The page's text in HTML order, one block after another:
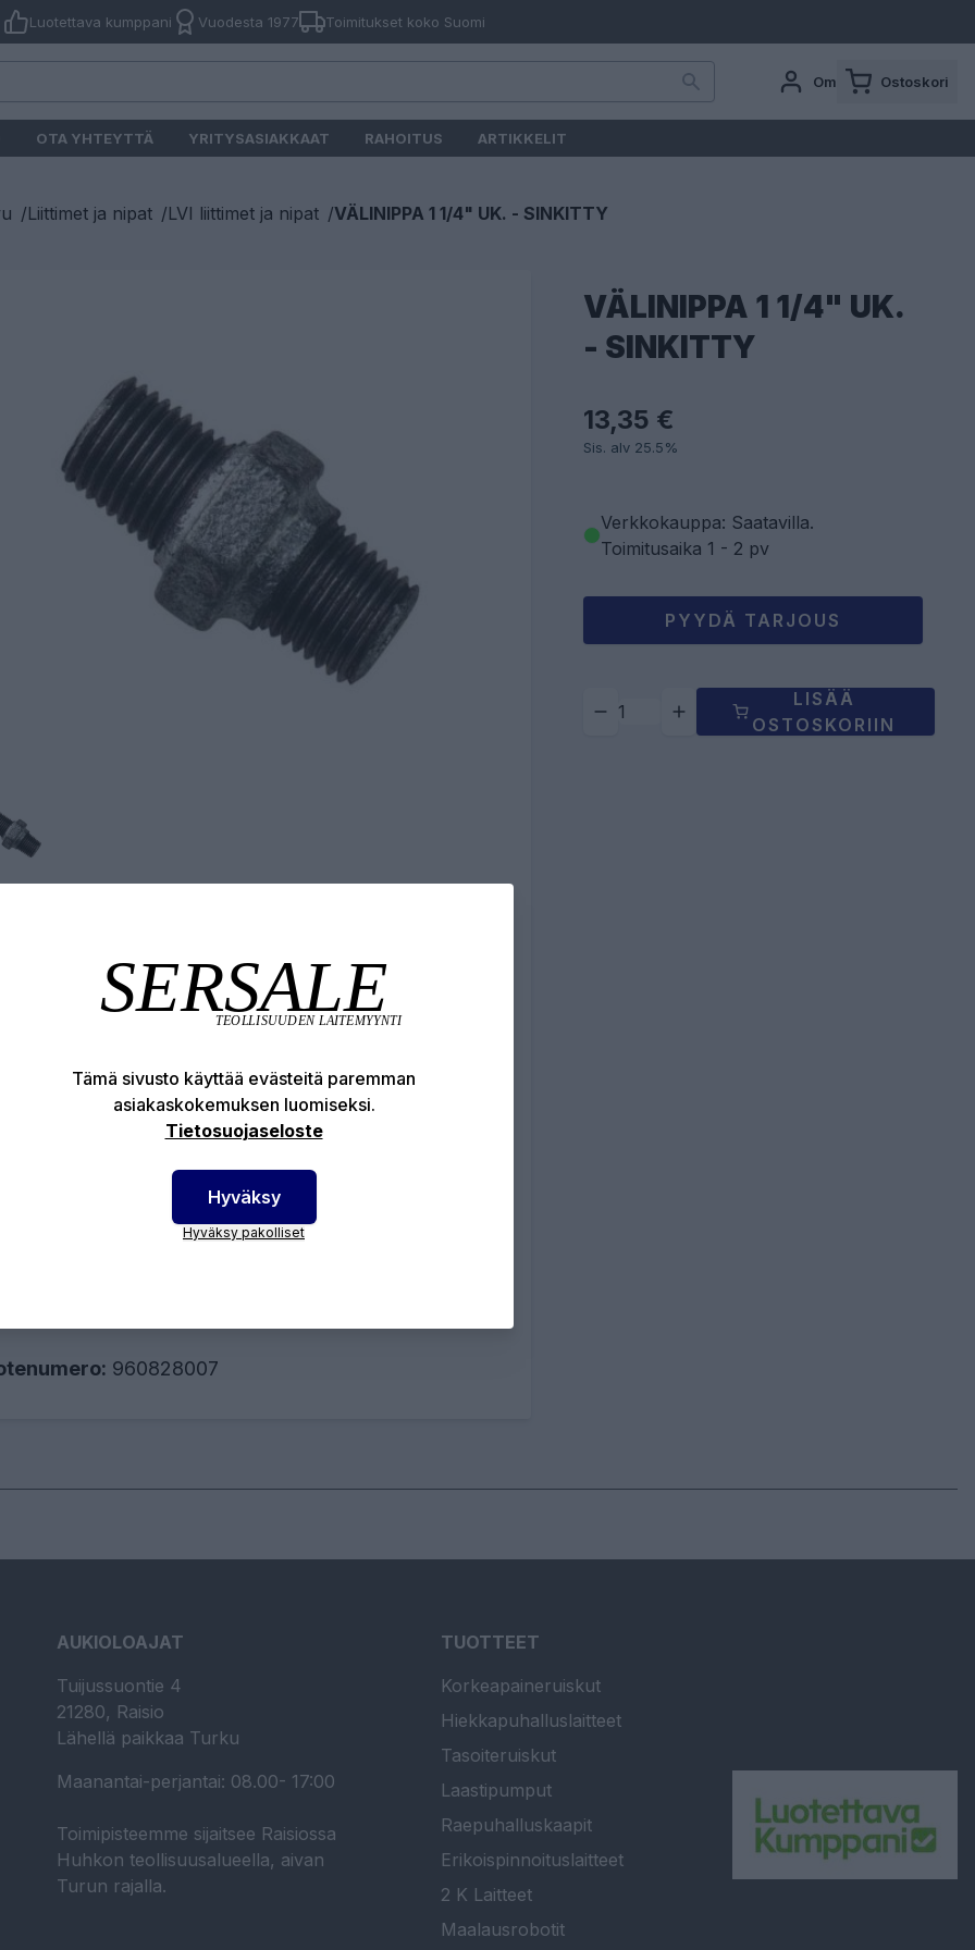
Luotettava kumppani Vuodesta 1977 Toimitukset koko Suomi
Oma tili Ostoskori
OTA YHTEYTTÄ YRITYSASIAKKAAT RAHOITUS ARTIKKELIT
/Liittimet ja nipat /LVI liittimet ja nipat /VÄLINIPPA 1 1/4" UK. - SINKITTY
Tuotekuvaus Tekniset edut
kierreosa. EN 10242/A1
1562; EN ISO 6892-1EN 1562:2009, EN 10242:1997
ominaisuudet:
400 N/mm2
käyttöpaine: 25 bar (-20°C-120°C)
220N/mm2
7%
max 220HB
960828007
VÄLINIPPA 1 1/4" UK.
- SINKITTY
13,35 €
Sis. alv 25.5%
Verkkokauppa: Saatavilla.
Toimitusaika 1 - 2 pv
PYYDÄ TARJOUS
LISÄÄ
OSTOSKORIIN
AUKIOLOAJAT
Tuijussuontie 4
21280, Raisio
Lähellä paikkaa Turku
Maanantai-perjantai: 08.00- 17:00
Toimipisteemme sijaitsee Raisiossa
Huhkon teollisuusalueella, aivan
Turun rajalla.
TUOTTEET
Korkeapaineruiskut
Hiekkapuhalluslaitteet
Tasoiteruiskut
Laastipumput
Raepuhalluskaapit
Erikoispinnoituslaitteet
2 K Laitteet
Maalausrobotit
Tämä sivusto käyttää evästeitä paremman
asiakaskokemuksen luomiseksi.
Tietosuojaseloste
Hyväksy
Hyväksy pakolliset